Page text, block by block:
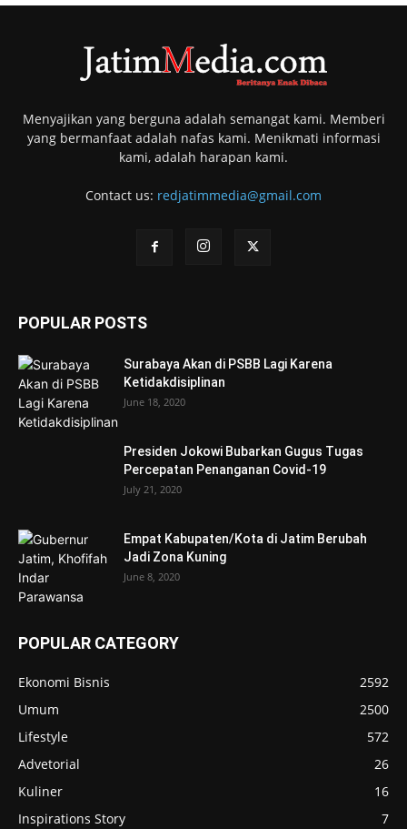
Menyajikan yang berguna adalah semangat kami. Memberi
yang bermanfaat adalah nafas kami. Menikmati informasi
kami, adalah harapan kami.
Contact us: redjatimmedia@gmail.com
POPULAR POSTS
Surabaya Akan di PSBB Lagi Karena
Ketidakdisiplinan
June 18, 2020
Presiden Jokowi Bubarkan Gugus Tugas
Percepatan Penanganan Covid-19
July 21, 2020
Empat Kabupaten/Kota di Jatim Berubah
Jadi Zona Kuning
June 8, 2020
POPULAR CATEGORY
Ekonomi Bisnis
2592
Umum
2500
Lifestyle
572
Advetorial
26
Kuliner
16
Inspirations Story
7